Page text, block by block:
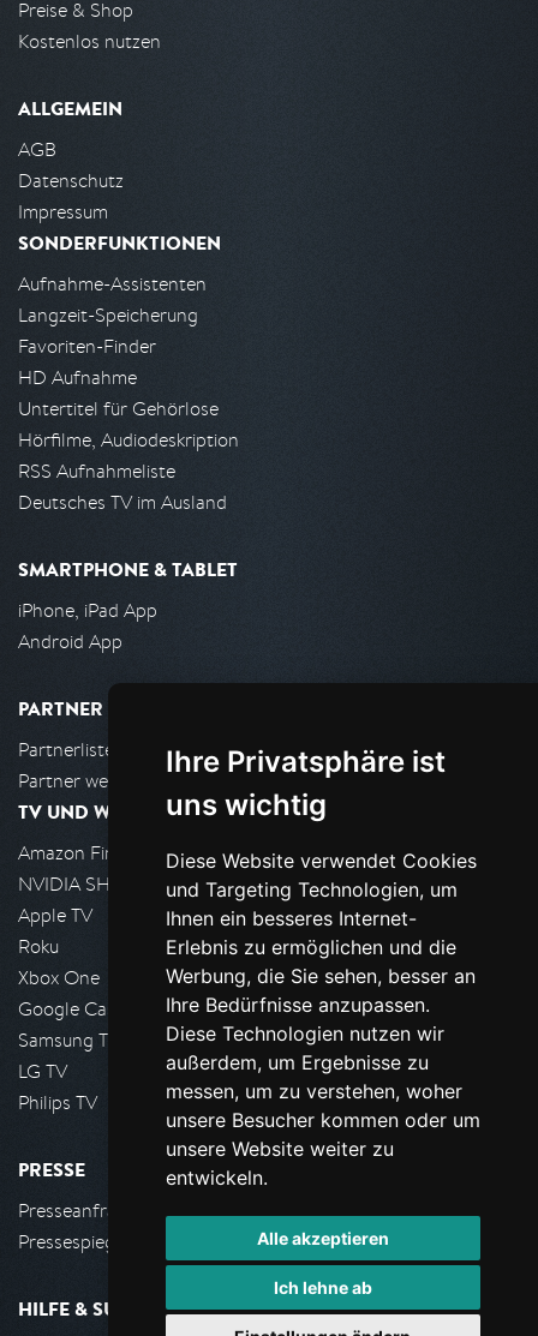
Ihre Privatsphäre ist
uns wichtig
Diese Website verwendet Cookies
und Targeting Technologien, um
Ihnen ein besseres Internet-
Erlebnis zu ermöglichen und die
Werbung, die Sie sehen, besser an
Ihre Bedürfnisse anzupassen.
Diese Technologien nutzen wir
außerdem, um Ergebnisse zu
messen, um zu verstehen, woher
unsere Besucher kommen oder um
unsere Website weiter zu
entwickeln.
Alle akzeptieren
Ich lehne ab
Preise & Shop
Kostenlos nutzen
ALLGEMEIN
AGB
Datenschutz
Impressum
SONDERFUNKTIONEN
Aufnahme-Assistenten
Langzeit-Speicherung
Favoriten-Finder
HD Aufnahme
Untertitel für Gehörlose
Hörfilme, Audiodeskription
RSS Aufnahmeliste
Deutsches TV im Ausland
SMARTPHONE & TABLET
iPhone, iPad App
Android App
PARTNER
Partnerliste
Partner werden
TV UND WOHNZIMMER
Amazon FireTV
NVIDIA SHIELD, Google TV
Apple TV
Roku
Xbox One
Google Cast
Samsung TV
LG TV
Philips TV
PRESSE
Presseanfrage stellen
Pressespiegel
HILFE & SUPPORT